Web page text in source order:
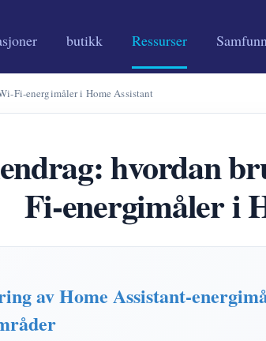
butikk Ressurser
Fi-energimåler i Home Assistant
hvordan
Fi-energimåler i
av Home Assistant-